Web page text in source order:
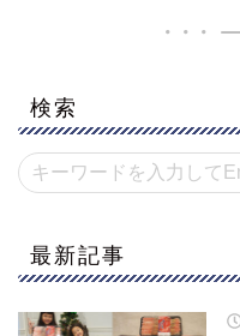
検索
最新記事